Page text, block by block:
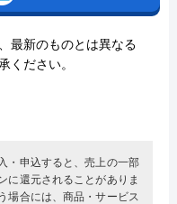
最新のものとは異なる
ください。
・申込すると、売上の一部
に還元されることがありま
場合には、商品・サービス